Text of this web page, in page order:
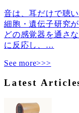
音は、耳だけで聴
細胞・遺伝子研究
どの感覚器を通さ
に反応し、 …
See more>>>
Latest